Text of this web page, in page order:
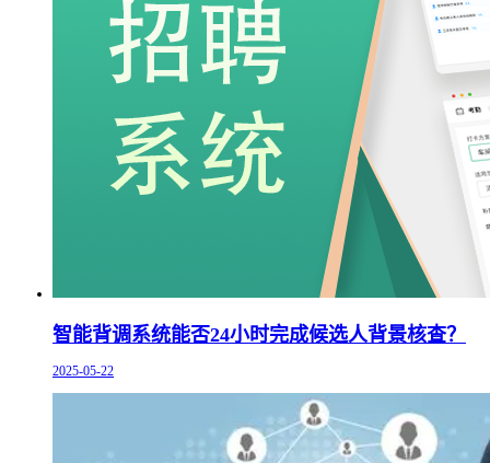
智能背调系统能否24小时完成候选人背景核查？
2025-05-22